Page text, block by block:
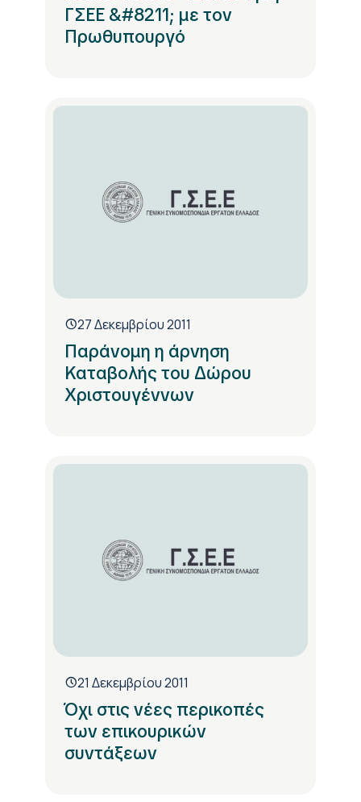
ΓΣΕΕ &#8211; με τον
Πρωθυπουργό
27 Δεκεμβρίου 2011
Παράνομη η άρνηση
Καταβολής του Δώρου
Χριστουγέννων
21 Δεκεμβρίου 2011
Όχι στις νέες περικοπές
των επικουρικών
συντάξεων